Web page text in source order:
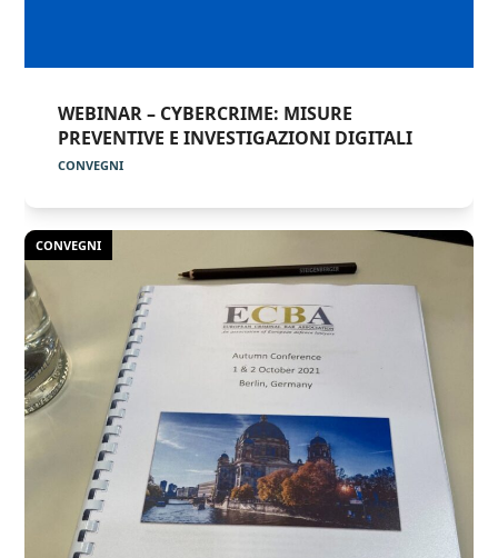
WEBINAR – CYBERCRIME: MISURE
PREVENTIVE E INVESTIGAZIONI DIGITALI
CONVEGNI
CONVEGNI